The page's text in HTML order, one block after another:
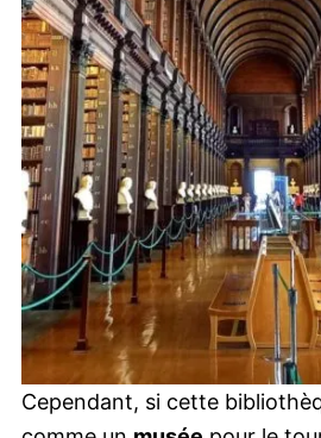
Cependant, si cette